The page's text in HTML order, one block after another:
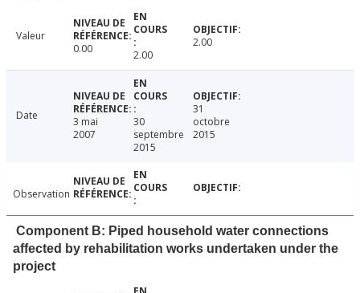
Valeur
0.00
2.00
2.00
Date
3 mai
2007
30
septembre
2015
31
octobre
2015
Observation
Component B: Piped household water connections
affected by rehabilitation works undertaken under the
project